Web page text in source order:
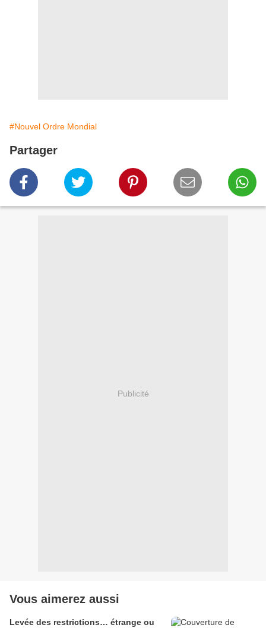
#Nouvel Ordre Mondial
Partager
Publicité
Vous aimerez aussi
Levée des restrictions… étrange ou